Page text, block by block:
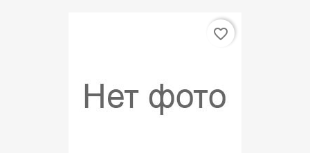
favorite_border